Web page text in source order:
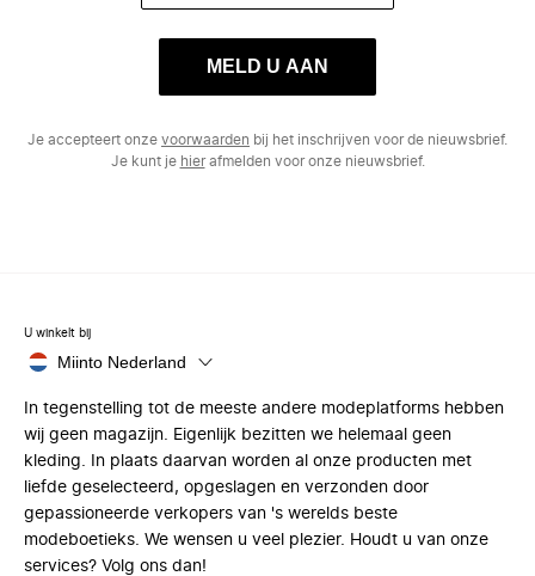
MELD U AAN
Je accepteert onze voorwaarden bij het inschrijven voor de nieuwsbrief.
Je kunt je hierafmelden voor onze nieuwsbrief.
U winkelt bij
Miinto Nederland
In tegenstelling tot de meeste andere modeplatforms hebben
wij geen magazijn. Eigenlijk bezitten we helemaal geen
kleding. In plaats daarvan worden al onze producten met
liefde geselecteerd, opgeslagen en verzonden door
gepassioneerde verkopers van 's werelds beste
modeboetieks. We wensen u veel plezier. Houdt u van onze
services? Volg ons dan!